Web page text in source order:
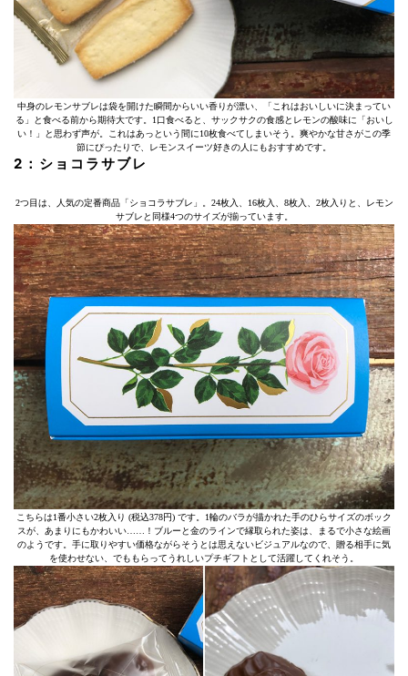
中身のレモンサブレは袋を開けた瞬間からいい香りが漂い、「これはおいしいに決まってい
る」と食べる前から期待大です。1口食べると、サックサクの食感とレモンの酸味に「おいし
い！」と思わず声が。これはあっという間に10枚食べてしまいそう。爽やかな甘さがこの季
節にぴったりで、レモンスイーツ好きの人にもおすすめです。
2：ショコラサブレ
2つ目は、人気の定番商品「ショコラサブレ」。24枚入、16枚入、8枚入、2枚入りと、レモン
サブレと同様4つのサイズが揃っています。
こちらは1番小さい2枚入り (税込378円) です。1輪のバラが描かれた手のひらサイズのボック
スが、あまりにもかわいい……！ブルーと金のラインで縁取られた姿は、まるで小さな絵画
のようです。手に取りやすい価格ながらそうとは思えないビジュアルなので、贈る相手に気
を使わせない、でももらってうれしいプチギフトとして活躍してくれそう。